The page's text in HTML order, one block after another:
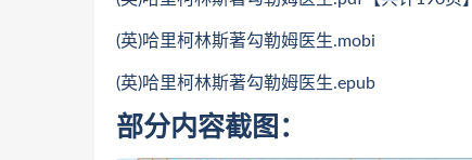
(英)哈里柯林斯著勾勒姆医生.mobi
(英)哈里柯林斯著勾勒姆医生.epub
部分内容截图：